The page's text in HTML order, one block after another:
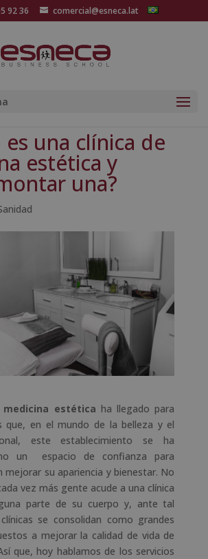
92 36 comercial@esneca.lat
es una clínica de
estética y
una?
medicina estética ha llegado para
que, en el mundo de la belleza y el
este establecimiento se ha
un espacio de confianza para
mejorar su apariencia y bienestar. No
vez más gente acude a una clínica
parte de su cuerpo y, ante tal
se consolidan como grandes
a mejorar la calidad de vida de
que, hoy hablamos de los servicios